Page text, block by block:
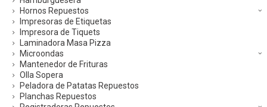
Hornos Repuestos
Impresoras de Etiquetas
Impresora de Tiquets
Laminadora Masa Pizza
Microondas
Mantenedor de Frituras
Olla Sopera
Peladora de Patatas Repuestos
Planchas Repuestos